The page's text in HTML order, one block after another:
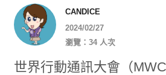
CANDICE
2024/02/27
瀏覽：34 人次
世界行動通訊大會（